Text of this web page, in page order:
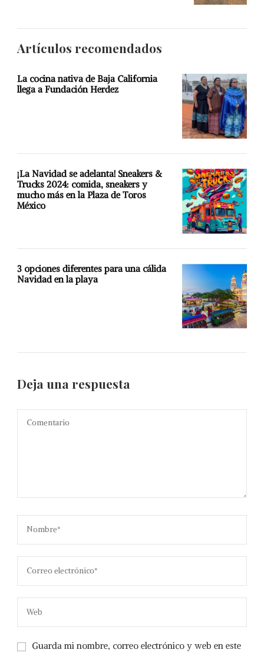
Artículos recomendados
La cocina nativa de Baja California
llega a Fundación Herdez
¡La Navidad se adelanta! Sneakers &
Trucks 2024: comida, sneakers y
mucho más en la Plaza de Toros
México
3 opciones diferentes para una cálida
Navidad en la playa
Deja una respuesta
Guarda mi nombre, correo electrónico y web en este